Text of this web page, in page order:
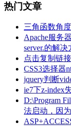
热门文章
三角函数角
Apache服务
server.的解决
点击复制链
CSS3选择器
jquery判断
ie7下z-index
D:\Program
法启动，因